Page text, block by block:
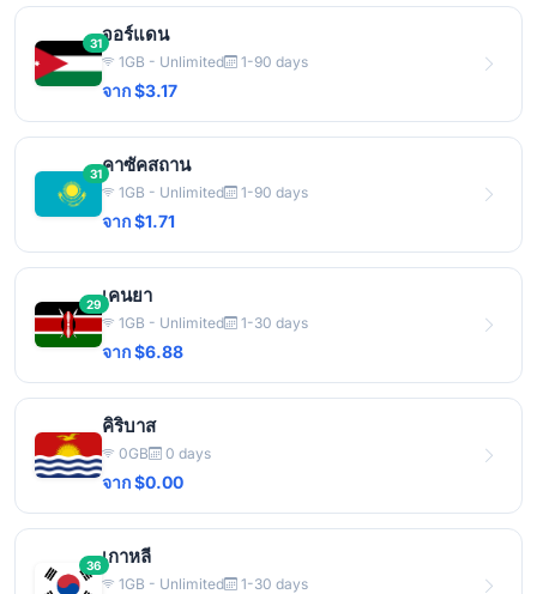
31จอร์แดน
1GB - Unlimited 1-90 days
จาก $3.17
31คาซัคสถาน
1GB - Unlimited 1-90 days
จาก $1.71
29เคนยา
1GB - Unlimited 1-30 days
จาก $6.88
คิริบาส
0GB 0 days
จาก $0.00
36เกาหลี
1GB - Unlimited 1-30 days